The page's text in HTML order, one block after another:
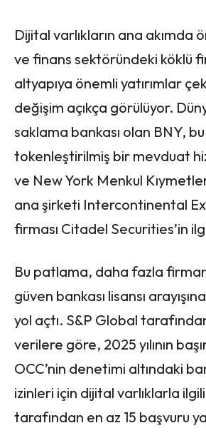
Dijital varlıkların ana akımda
ve finans sektöründeki köklü
altyapıya önemli yatırımlar
değişim açıkça görülüyor.
saklama bankası olan BNY, bu
tokenleştirilmiş bir mevduat
ve New York Menkul Kıymetler
ana şirketi Intercontinental
firması Citadel Securities’in
Bu patlama, daha fazla
güven bankası lisansı
yol açtı. S&P Global
verilere göre, 2025 yılının
OCC’nin denetimi altındaki
izinleri için dijital varlıklarla
tarafından en az 15 başvuru